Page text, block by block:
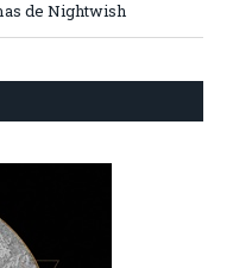
de Nightwish